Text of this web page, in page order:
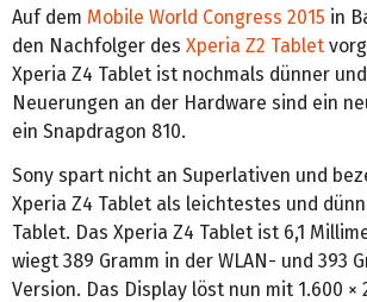
Auf dem Mobile World Congress 2015 in
den Nachfolger des Xperia Z2 Tablet
Xperia Z4 Tablet ist nochmals dünner
Neuerungen an der Hardware sind ein
ein Snapdragon 810.
Sony spart nicht an Superlativen und
Xperia Z4 Tablet als leichtestes und
Tablet. Das Xperia Z4 Tablet ist 6,1
wiegt 389 Gramm in der WLAN- und 393
Version. Das Display löst nun mit 1.600 ×